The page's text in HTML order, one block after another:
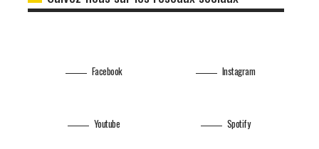
Facebook
Youtube
Instagram
Spotify